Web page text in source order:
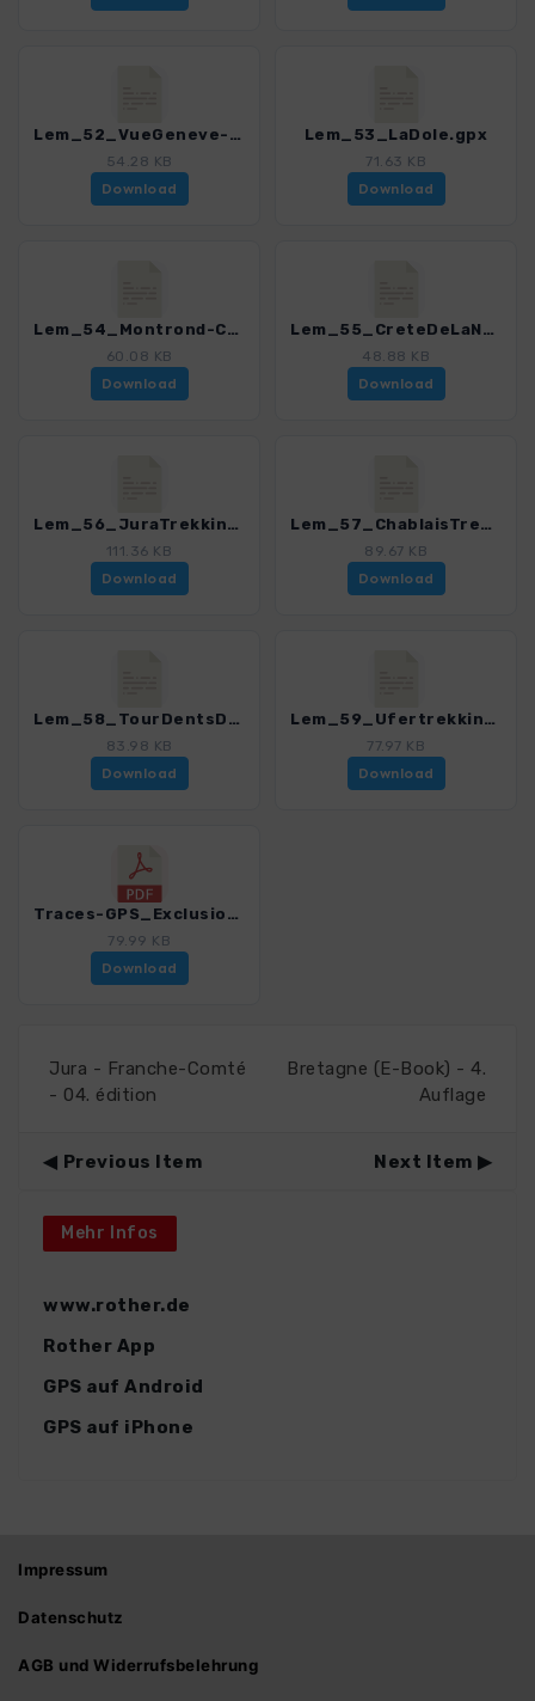
Lem_52_VueGeneve-CretNeuve.gpx
54.28 KB
Download
Lem_53_LaDole.gpx
71.63 KB
Download
Lem_54_Montrond-ColombyDeGex.gpx
60.08 KB
Download
Lem_55_CreteDeLaNeige.gpx
48.88 KB
Download
Lem_56_JuraTrekking.gpx
111.36 KB
Download
Lem_57_ChablaisTrekking.gpx
89.67 KB
Download
Lem_58_TourDentsDuMidi.gpx
83.98 KB
Download
Lem_59_Ufertrekking-Morges-Bouveret.gpx
77.97 KB
Download
Traces-GPS_Exclusion_de_responsabilite_conditions_d_utilisation.pdf
79.99 KB
Download
Jura - Franche-Comté
- 04. édition
Bretagne (E-Book) - 4.
Auflage
Previous Item Next Item
Mehr Infos
www.rother.de
Rother App
GPS auf Android
GPS auf iPhone
Impressum
Datenschutz
AGB und Widerrufsbelehrung